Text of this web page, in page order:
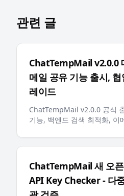
관련 글
ChatTempMail v2.0.0
메일 공유 기능 출시,
레이드
ChatTempMail v2.0.0 공식
기능, 백엔드 검색 최적화, 이
자에게 더 스마트하고 편리
ChatTempMail 새 오
API Key Checker - 다